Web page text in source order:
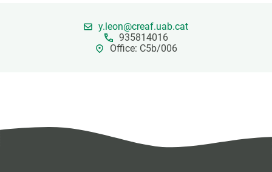
y.leon@creaf.uab.cat
935814016
Office: C5b/006